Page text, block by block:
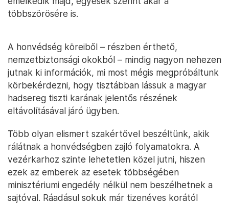
többszörösére is.
A honvédség köreiből – részben érthető,
nemzetbiztonsági okokból – mindig nagyon nehezen
jutnak ki információk, mi most mégis megpróbáltunk
körbekérdezni, hogy tisztábban lássuk a magyar
hadsereg tiszti karának jelentős részének
eltávolításával járó ügyben.
Több olyan elismert szakértővel beszéltünk, akik
rálátnak a honvédségben zajló folyamatokra. A
vezérkarhoz szinte lehetetlen közel jutni, hiszen
ezek az emberek az esetek többségében
minisztériumi engedély nélkül nem beszélhetnek a
sajtóval. Ráadásul sokuk már tizenéves korától